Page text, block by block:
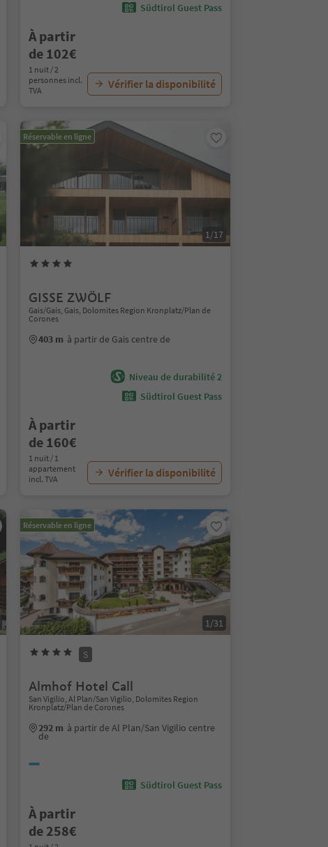
Südtirol Guest Pass
À partir
de 102€
1 nuit / 2
personnes incl.
TVA
Vérifier la disponibilité
Réservable en ligne
1/17
GISSE ZWÖLF
Gais/Gais, Gais, Dolomites Region Kronplatz/Plan de
Corones
403 m à partir de Gais centre de
Niveau de durabilité 2
Südtirol Guest Pass
À partir
de 160€
1 nuit / 1
appartement
incl. TVA
Vérifier la disponibilité
Réservable en ligne
1/31
S
Almhof Hotel Call
San Vigilio, Al Plan/San Vigilio, Dolomites Region
Kronplatz/Plan de Corones
292 m à partir de Al Plan/San Vigilio centre
de
Südtirol Guest Pass
À partir
de 258€